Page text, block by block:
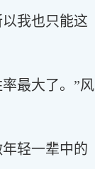
我也只能这
最大了。”风
轻一辈中的